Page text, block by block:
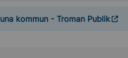
kommun - Troman Publik